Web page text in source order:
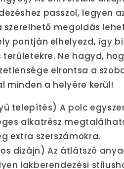
passzol, legyen
szerelhető megoldás
pontján elhelyezd, így
Ne hagyd,
elrontsa a
minden a helyére kerül!
telepítés) A polc
alkatrész
extra szerszámokra.
dizájn) Az átlátszó
lakberendezési